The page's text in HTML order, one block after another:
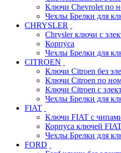
Ключи Chevrolet по
Чехлы Брелки для
CHRYSLER
Chrysler ключи с
Корпуса
Чехлы Брелки для
CITROEN
Ключи Citroen без
Ключи Citroen по
Ключи Citroen с
Чехлы Брелки для
FIAT
Ключи FIAT с
Корпуса ключей
Чехлы Брелки для
FORD